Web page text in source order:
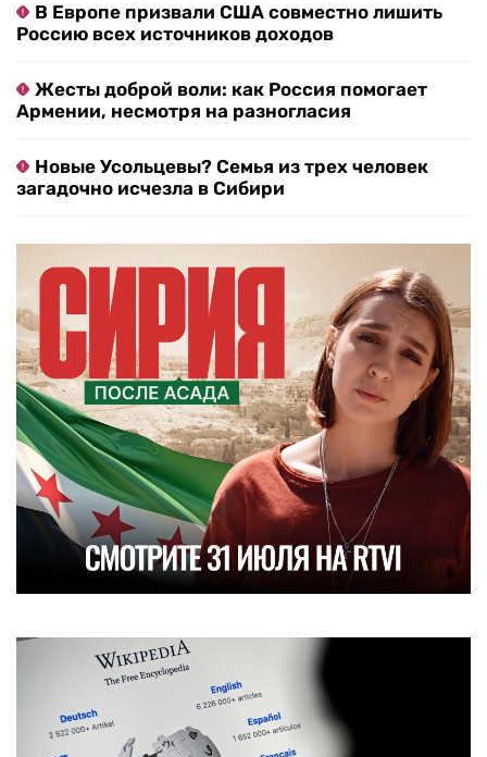
В Европе призвали США совместно лишить
Россию всех источников доходов
Жесты доброй воли: как Россия помогает
Армении, несмотря на разногласия
Новые Усольцевы? Семья из трех человек
загадочно исчезла в Сибири